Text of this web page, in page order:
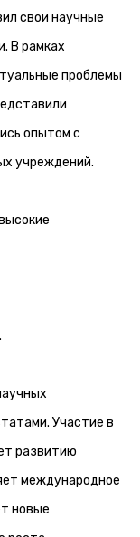
свои научные
В рамках
проблемы
опытом с
учреждений.
Участие в
развитию
международное
новые